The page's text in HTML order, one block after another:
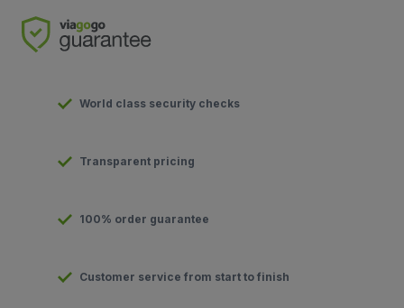
World class security checks
Transparent pricing
100% order guarantee
Customer service from start to finish